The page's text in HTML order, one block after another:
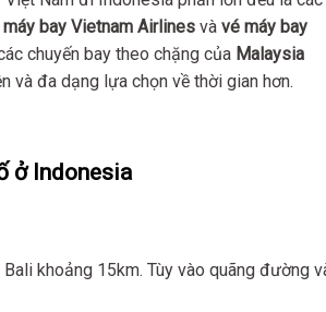
bay Vietnam Airlines và vé máy bay
chuyến bay theo chặng của Malaysia
và đa dạng lựa chọn về thời gian hơn.
ở Indonesia
khoảng 15km. Tùy vào quãng đường